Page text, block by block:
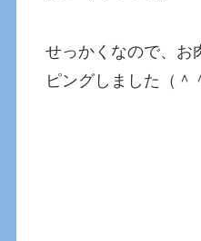
せっかくなので、お
ピングしました（＾